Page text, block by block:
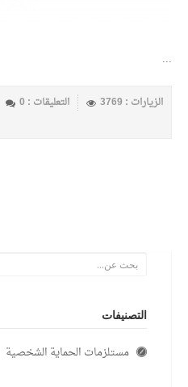
...
الزيارات : 3769 التعليقات : 0
التصنيفات
مستلزمات الحماية الشخصية